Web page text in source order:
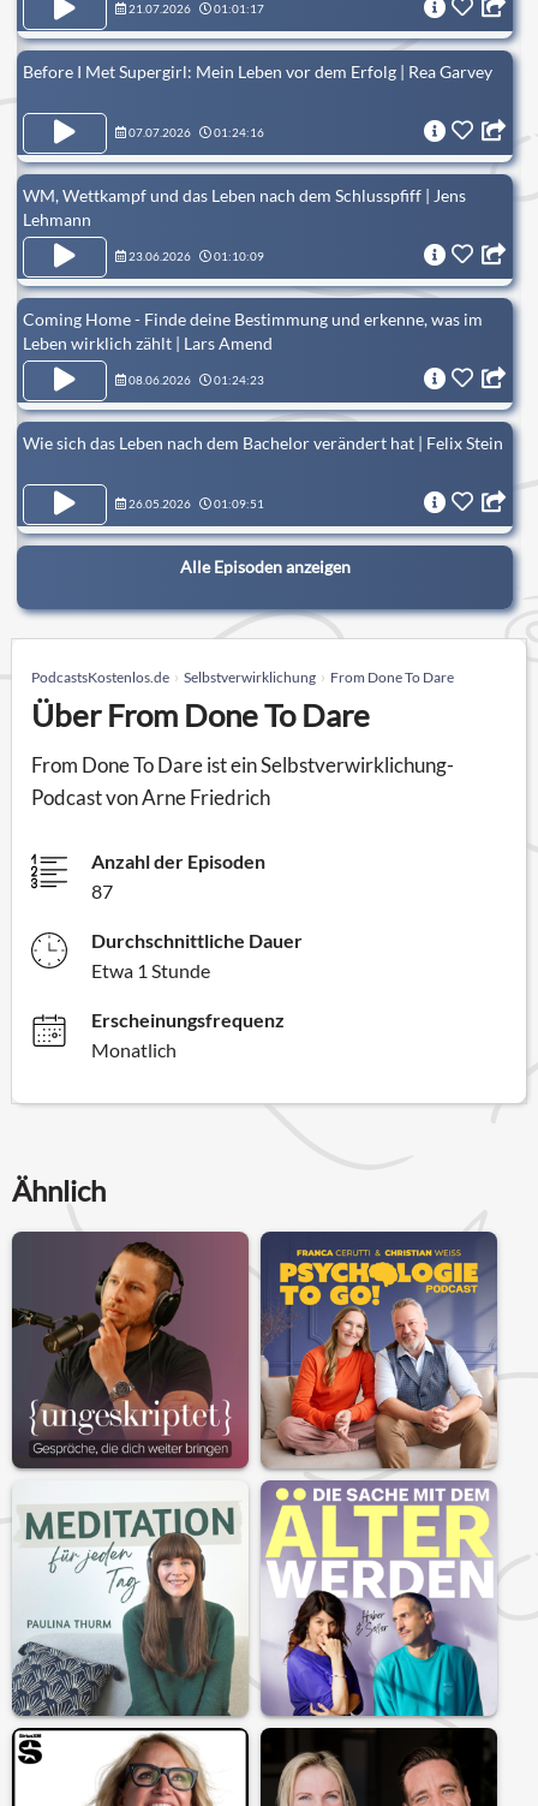
21.07.2026 01:01:17
Before I Met Supergirl: Mein Leben vor dem Erfolg | Rea Garvey
07.07.2026 01:24:16
WM, Wettkampf und das Leben nach dem Schlusspfiff | Jens
Lehmann
23.06.2026 01:10:09
Coming Home - Finde deine Bestimmung und erkenne, was im
Leben wirklich zählt | Lars Amend
08.06.2026 01:24:23
Wie sich das Leben nach dem Bachelor verändert hat | Felix Stein
26.05.2026 01:09:51
Alle Episoden anzeigen
PodcastsKostenlos.de Selbstverwirklichung From Done To Dare
Über From Done To Dare
From Done To Dare ist ein Selbstverwirklichung-
Podcast von Arne Friedrich
Anzahl der Episoden
87
Durchschnittliche Dauer
Etwa 1 Stunde
Erscheinungsfrequenz
Monatlich
Ähnlich